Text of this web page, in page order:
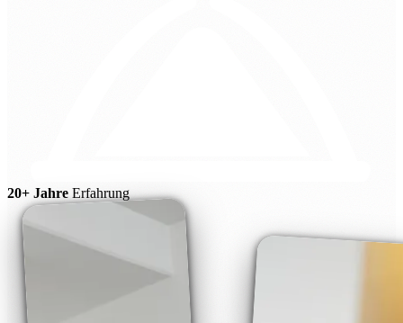
20+ Jahre Erfahrung